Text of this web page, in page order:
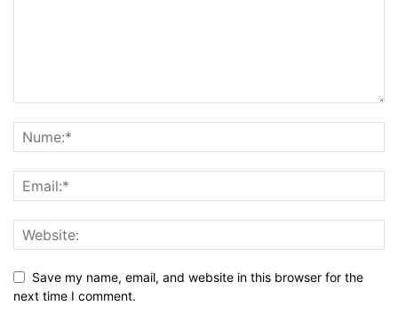
Save my name, email, and website in this browser for the
next time I comment.